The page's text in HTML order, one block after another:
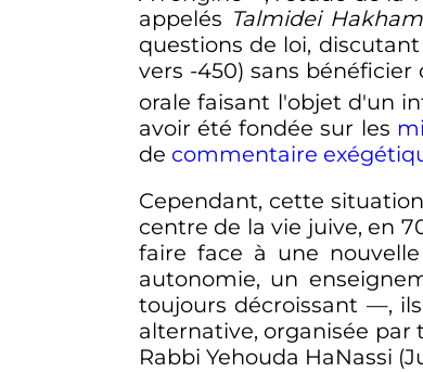
appelés Talmidei
questions de loi,
vers -450) sans
orale faisant l'objet d'un
avoir été fondée sur les
de commentaire
Cependant, cette
centre de la vie juive, en
faire face à une
autonomie, un
toujours décroissant —,
alternative, organisée
Rabbi Yehouda HaNassi